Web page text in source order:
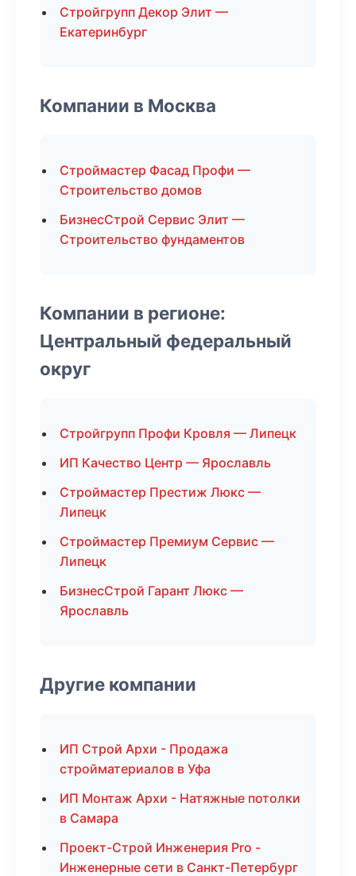
Стройгрупп Декор Элит —
Екатеринбург
Компании в Москва
Строймастер Фасад Профи —
Строительство домов
БизнесСтрой Сервис Элит —
Строительство фундаментов
Компании в регионе:
Центральный федеральный
округ
Стройгрупп Профи Кровля — Липецк
ИП Качество Центр — Ярославль
Строймастер Престиж Люкс —
Липецк
Строймастер Премиум Сервис —
Липецк
БизнесСтрой Гарант Люкс —
Ярославль
Другие компании
ИП Строй Архи - Продажа
стройматериалов в Уфа
ИП Монтаж Архи - Натяжные потолки
в Самара
Проект-Строй Инженерия Pro -
Инженерные сети в Санкт-Петербург